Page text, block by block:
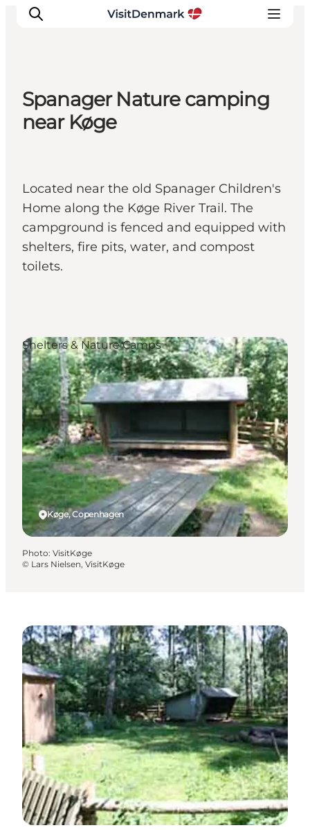
Inspirations
Destinations
Planifiez votre voyage
Spanager Nature camping
near Køge
Located near the old Spanager Children's
Home along the Køge River Trail. The
campground is fenced and equipped with
shelters, fire pits, water, and compost
toilets.
Køge, Copenhagen
Shelters & Nature Camps
Photo: VisitKøge
© Lars Nielsen, VisitKøge